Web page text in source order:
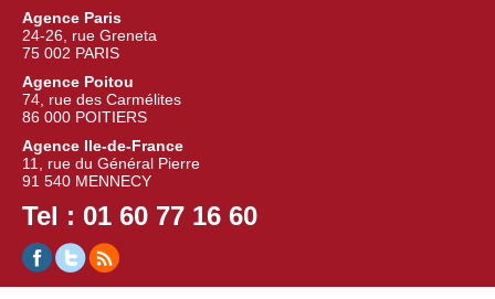
Agence Paris
24-26, rue Greneta
75 002 PARIS
Agence Poitou
74, rue des Carmélites
86 000 POITIERS
Agence Ile-de-France
11, rue du Général Pierre
91 540 MENNECY
Tel : 01 60 77 16 60